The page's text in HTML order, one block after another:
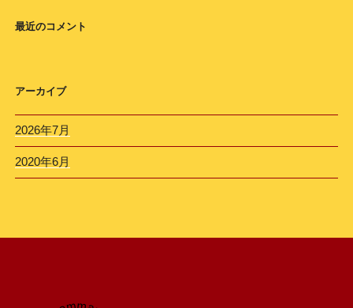
最近のコメント
アーカイブ
2026年7月
2020年6月